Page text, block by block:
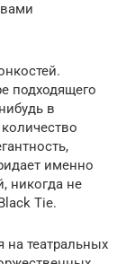
подходящего
в
именно
никогда не
Tie.
на театральных